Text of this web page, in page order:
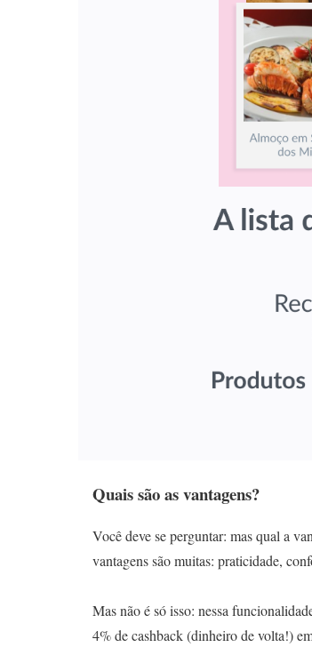
Quais são as vantagens?
Você deve se perguntar: mas qual a
vantagens são muitas: praticidade,
Mas não é só isso: nessa
4% de cashback (dinheiro de volta!)